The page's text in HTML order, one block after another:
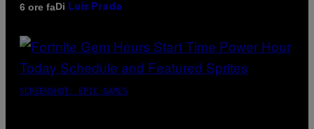
6 ore faDi Luis Prada
SCREENSHOT: EPIC GAMES